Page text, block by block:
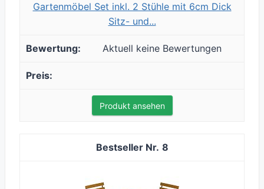
Gartenmöbel Set inkl. 2 Stühle mit 6cm Dick
Sitz- und...
Aktuell keine Bewertungen
Produkt ansehen
8